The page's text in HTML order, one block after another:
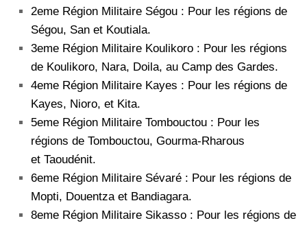
2eme Région Militaire Ségou : Pour les régions de
Ségou, San et Koutiala.
3eme Région Militaire Koulikoro : Pour les régions
de Koulikoro, Nara, Doila, au Camp des Gardes.
4eme Région Militaire Kayes : Pour les régions de
Kayes, Nioro, et Kita.
5eme Région Militaire Tombouctou : Pour les
régions de Tombouctou, Gourma-Rharous
et Taoudénit.
6eme Région Militaire Sévaré : Pour les régions de
Mopti, Douentza et Bandiagara.
8eme Région Militaire Sikasso : Pour les régions de